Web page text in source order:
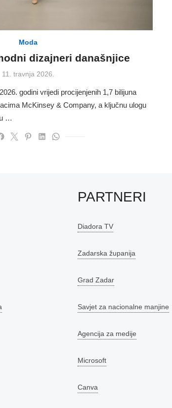
Moda
dizajneri današnjice
Posted
11. travnja 2026.
godini vrijedi procijenjenih 1,7 bilijuna
McKinsey & Company, a ključnu ulogu
…
PARTNERI
Diadora TV
Zadarska županija
Grad Zadar
Savjet za nacionalne manjine
Agencija za medije
Microsoft
Canva